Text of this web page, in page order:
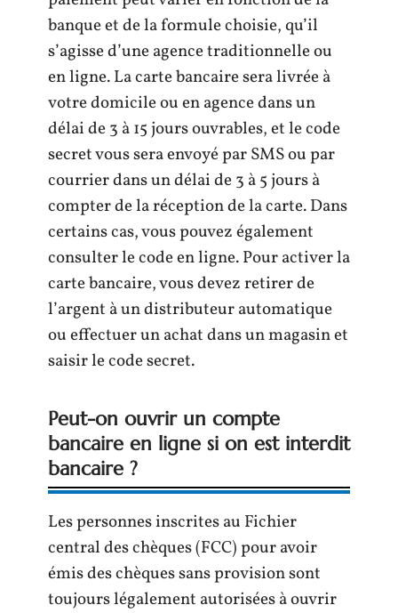
banque et de la formule choisie, qu’il
s’agisse d’une agence traditionnelle ou
en ligne. La carte bancaire sera livrée à
votre domicile ou en agence dans un
délai de 3 à 15 jours ouvrables, et le code
secret vous sera envoyé par SMS ou par
courrier dans un délai de 3 à 5 jours à
compter de la réception de la carte. Dans
certains cas, vous pouvez également
consulter le code en ligne. Pour activer la
carte bancaire, vous devez retirer de
l’argent à un distributeur automatique
ou effectuer un achat dans un magasin et
saisir le code secret.
Peut-on ouvrir un compte
bancaire en ligne si on est interdit
bancaire ?
Les personnes inscrites au Fichier
central des chèques (FCC) pour avoir
émis des chèques sans provision sont
toujours légalement autorisées à ouvrir